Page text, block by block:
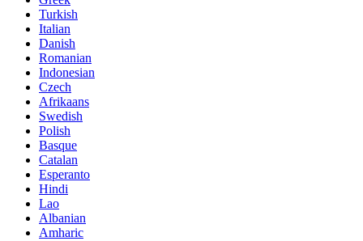
Turkish
Italian
Danish
Romanian
Indonesian
Czech
Afrikaans
Swedish
Polish
Basque
Catalan
Esperanto
Hindi
Lao
Albanian
Amharic